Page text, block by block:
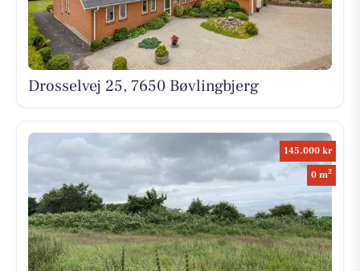
Drosselvej 25, 7650 Bøvlingbjerg
145.000 kr
0 m2